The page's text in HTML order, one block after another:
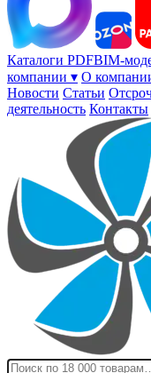
Каталоги PDFBIM-
компании ▾ О
Новости Статьи
деятельность Контакты